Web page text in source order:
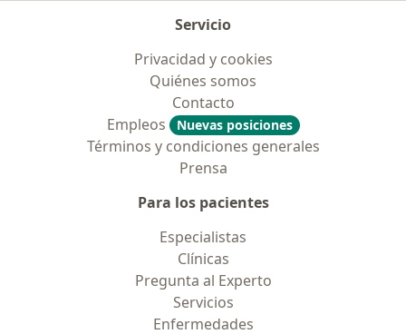
Servicio
Privacidad y cookies
Quiénes somos
Contacto
Empleos
Nuevas posiciones
Términos y condiciones generales
Prensa
Para los pacientes
Especialistas
Clínicas
Pregunta al Experto
Servicios
Enfermedades